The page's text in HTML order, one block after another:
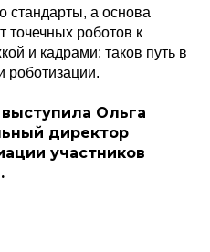
стандарты, а основа
точечных роботов к
и кадрами: таков путь в
роботизации.
Ольга
директор
участников